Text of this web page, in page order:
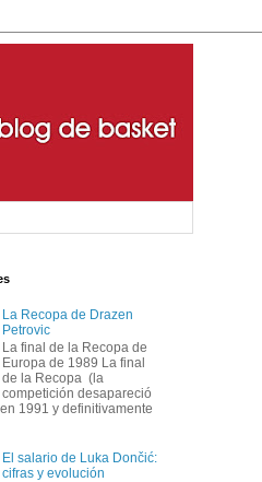
La Recopa de Drazen
Petrovic
La final de la Recopa de
Europa de 1989 La final
de la Recopa (la
competición desapareció
1991 y definitivamente
El salario de Luka Dončić:
cifras y evolución